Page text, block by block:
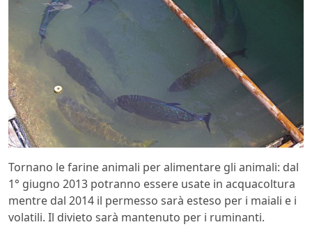
Tornano le farine animali per alimentare gli animali: dal
1° giugno 2013 potranno essere usate in acquacoltura
mentre dal 2014 il permesso sarà esteso per i maiali e i
volatili. Il divieto sarà mantenuto per i ruminanti.